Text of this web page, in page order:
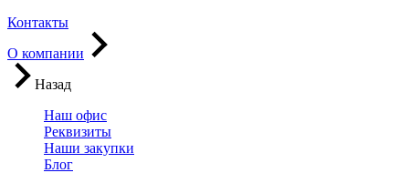
Контакты
О компании
Назад
Наш офис
Реквизиты
Наши закупки
Блог